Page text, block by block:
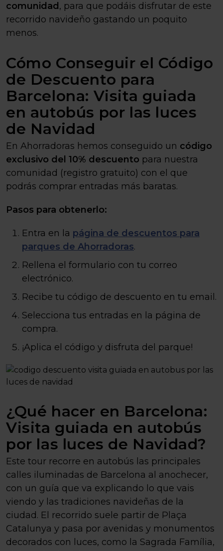
comunidad , para que podáis disfrutar de este
recorrido navideño gastando un poquito
menos.
Cómo Conseguir el Código
de Descuento para
Barcelona: Visita guiada
en autobús por las luces
de Navidad
En Ahorradoras hemos conseguido un código
exclusivo del 10% descuento para nuestra
comunidad (registro gratuito) con el que
podrás comprar entradas más baratas.
Pasos para obtenerlo:
Entra en la página de descuentos para
parques de Ahorradoras.
Rellena el formulario con tu correo
electrónico.
Recibe tu código de descuento en tu email.
Selecciona tus entradas en la página de
compra.
¡Aplica el código y disfruta del parque!
¿Qué hacer en Barcelona:
Visita guiada en autobús
por las luces de Navidad?
Este tour recorre en autobús las principales
calles iluminadas de Barcelona al anochecer,
con un guía que va explicando lo que vais
viendo y las tradiciones navideñas de la
ciudad. El recorrido suele partir de Plaça
Catalunya y pasa por avenidas y monumentos
decorados con luces, como la Sagrada Família,